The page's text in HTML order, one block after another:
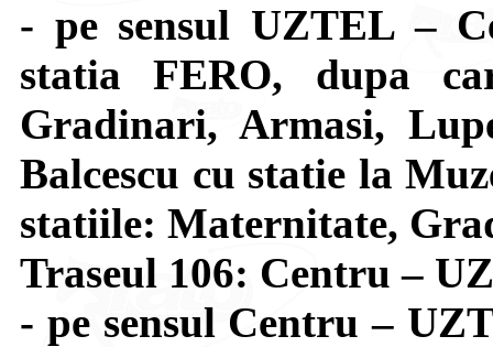
- pe sensul UZTEL –
statia FERO, dupa
Gradinari, Armasi,
Balcescu cu statie la
statiile: Maternitate,
Traseul 106: Centru –
- pe sensul Centru –